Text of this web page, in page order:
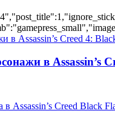
в Assassin’s